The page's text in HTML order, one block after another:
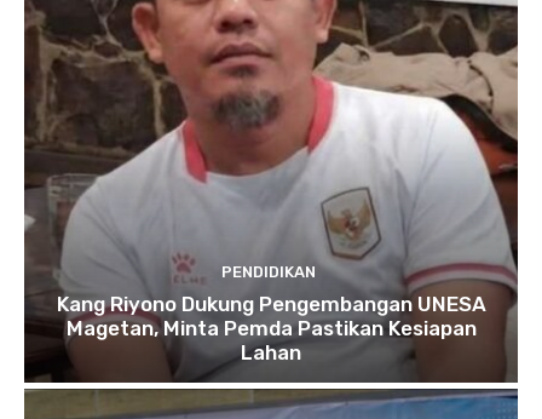
PENDIDIKAN
Kang Riyono Dukung Pengembangan UNESA
Magetan, Minta Pemda Pastikan Kesiapan
Lahan